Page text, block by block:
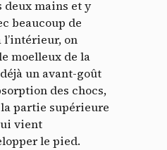
deux mains et y
beaucoup de
on
moelleux de la
un avant-goût
des chocs,
partie supérieure
vient
le pied.